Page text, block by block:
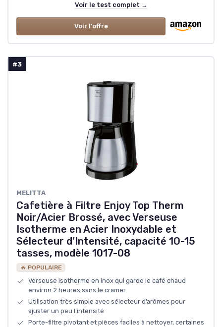
Voir le test complet →
Voir l'offre
#3
‎MELITTA
Cafetière à Filtre Enjoy Top Therm
Noir/Acier Brossé, avec Verseuse
Isotherme en Acier Inoxydable et
Sélecteur d’Intensité, capacité 1O-15
tasses, modèle 1017-08
🔥 POPULAIRE
Verseuse isotherme en inox qui garde le café chaud
environ 2 heures sans le cramer
Utilisation très simple avec sélecteur d’arômes pour
ajuster un peu l’intensité
Porte-filtre pivotant et pièces faciles à nettoyer, certaines